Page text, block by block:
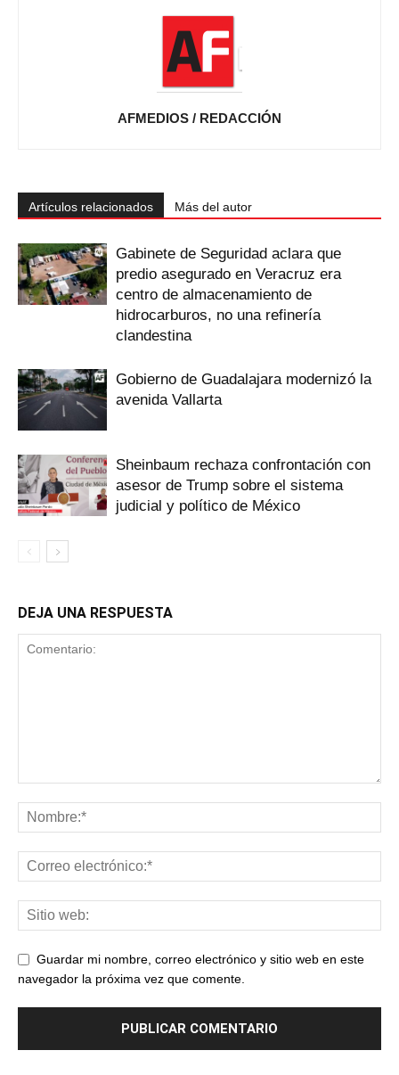
AFMEDIOS / REDACCIÓN
Artículos relacionados Más del autor
Gabinete de Seguridad aclara que
predio asegurado en Veracruz era
centro de almacenamiento de
hidrocarburos, no una refinería
clandestina
Gobierno de Guadalajara modernizó la
avenida Vallarta
Sheinbaum rechaza confrontación con
asesor de Trump sobre el sistema
judicial y político de México
DEJA UNA RESPUESTA
Guardar mi nombre, correo electrónico y sitio web en este
navegador la próxima vez que comente.